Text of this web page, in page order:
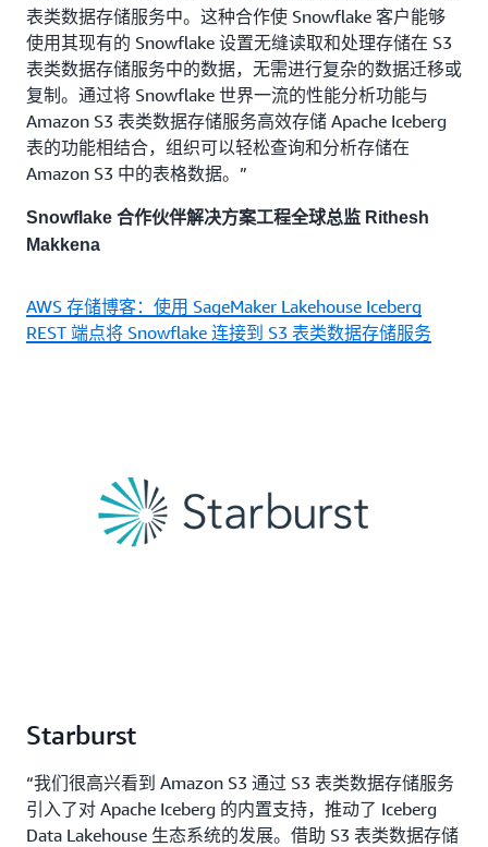
表类数据存储服务中。这种合作使 Snowflake 客户能够
使用其现有的 Snowflake 设置无缝读取和处理存储在 S3
表类数据存储服务中的数据，无需进行复杂的数据迁移或
复制。通过将 Snowflake 世界一流的性能分析功能与
Amazon S3 表类数据存储服务高效存储 Apache Iceberg
表的功能相结合，组织可以轻松查询和分析存储在
Amazon S3 中的表格数据。”
Snowflake 合作伙伴解决方案工程全球总监 Rithesh
Makkena
AWS 存储博客：使用 SageMaker Lakehouse Iceberg
REST 端点将 Snowflake 连接到 S3 表类数据存储服务
Starburst
“我们很高兴看到 Amazon S3 通过 S3 表类数据存储服务
引入了对 Apache Iceberg 的内置支持，推动了 Iceberg
Data Lakehouse 生态系统的发展。借助 S3 表类数据存储